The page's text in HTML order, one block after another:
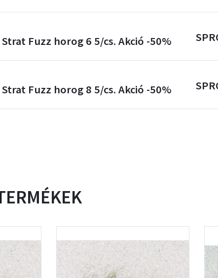
Fuzz horog 6 5/cs. Akció -50%
Fuzz horog 8 5/cs. Akció -50%